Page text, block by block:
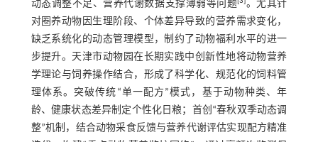
动态调整不足、营养代谢数据支撑薄弱等问题
。尤其针
对圈养动物因生理阶段、个体差异导致的营养需求变化，
缺乏系统化的动态管理模型，制约了动物福利水平的进一
步提升。天津市动物园在长期实践中创新性地将动物营养
学理论与饲养操作结合，形成了科学化、规范化的饲料管
理体系。突破传统“单一配方”模式，基于动物种类、年
龄、健康状态差异制定个性化日粮；首创“春秋双季动态调
整”机制，结合动物采食反馈与营养代谢评估实现配方精准